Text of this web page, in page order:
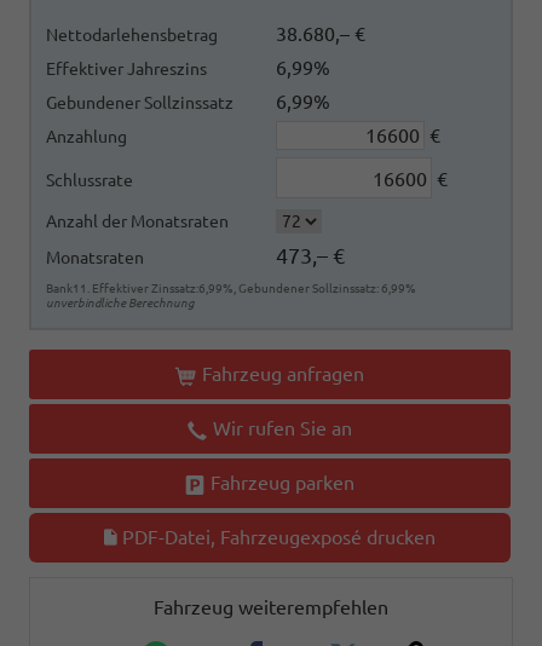
Nettodarlehensbetrag 38.680,– €
Effektiver Jahreszins 6,99%
Gebundener Sollzinssatz 6,99%
Anzahlung €
Schlussrate €
Anzahl der Monatsraten
Monatsraten
473,– €
Bank11. Effektiver Zinssatz:6,99%, Gebundener Sollzinssatz: 6,99%
unverbindliche Berechnung
Fahrzeug anfragen
Wir rufen Sie an
Fahrzeug parken
PDF-Datei, Fahrzeugexposé drucken
Fahrzeug weiterempfehlen